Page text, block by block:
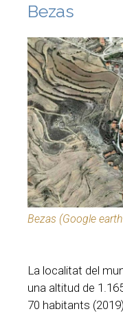
Bezas
Bezas (Google
La localitat del
una altitud de
70 habitants (2019).